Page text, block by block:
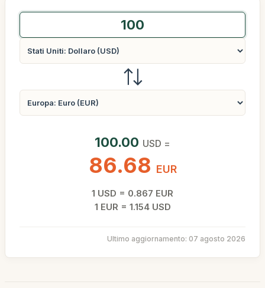
100.00 USD =
86.68 EUR
1 USD = 0.867 EUR
1 EUR = 1.154 USD
Ultimo aggiornamento: 07 agosto 2026